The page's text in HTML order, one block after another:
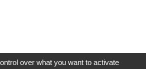
over what you want to activate